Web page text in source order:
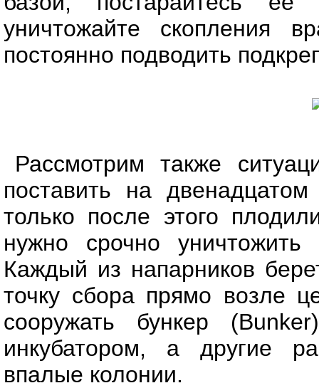
уничтожайте скопления
постоянно подводить
Рассмотрим также
поставить на
только после этого
нужно срочно уничтожить
Каждый из напарников
точку сбора прямо возле
сооружать бункер
инкубатором, а другие
впалые колонии.